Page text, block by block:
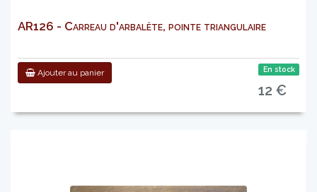
AR126 - Carreau d'arbalète, pointe triangulaire
Ajouter au panier En stock
12 €